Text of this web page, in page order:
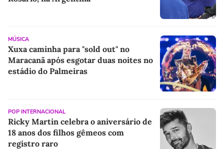
MÚSICA
Xuxa caminha para "sold out" no
Maracanã após esgotar duas noites no
estádio do Palmeiras
POP INTERNACIONAL
Ricky Martin celebra o aniversário de
18 anos dos filhos gêmeos com
registro raro